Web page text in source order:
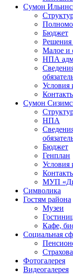
Сумон
Бюджет
Малое и
НПА
Условия
Сумон
НПА
Бюджет
Генплан
Условия
МУП
Символика
Гостям района
Музеи
Кафе,
Социальная
Фотогалерея
Видеогалерея